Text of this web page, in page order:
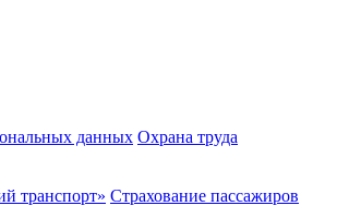
данных Охрана труда
транспорт» Страхование пассажиров